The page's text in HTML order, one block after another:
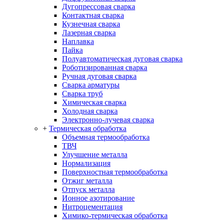
Дугопрессовая сварка
Контактная сварка
Кузнечная сварка
Лазерная сварка
Наплавка
Пайка
Полуавтоматическая дуговая сварка
Роботизированная сварка
Ручная дуговая сварка
Сварка арматуры
Сварка труб
Химическая сварка
Холодная сварка
Электронно-лучевая сварка
+ Термическая обработка
Объемная термообработка
ТВЧ
Улучшение металла
Нормализация
Поверхностная термообработка
Отжиг металла
Отпуск металла
Ионное азотирование
Нитроцементация
Химико-термическая обработка